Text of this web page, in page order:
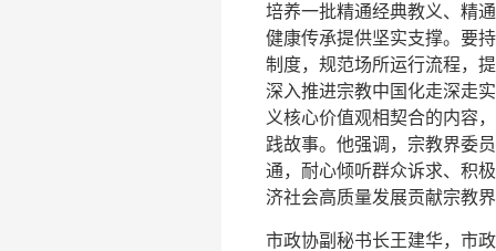
培养一批精通经典教义、精
健康传承提供坚实支撑。要
制度，规范场所运行流程，
深入推进宗教中国化走深走
义核心价值观相契合的内容
践故事。他强调，宗教界委
通，耐心倾听群众诉求、积
济社会高质量发展贡献宗教
市政协副秘书长王建华，市